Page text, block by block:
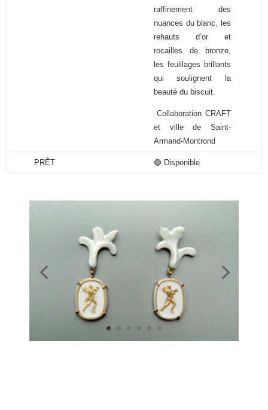
raffinement des
nuances du blanc, les
rehauts d’or et
rocailles de bronze,
les feuillages brillants
qui soulignent la
beauté du biscuit.
Collaboration CRAFT
et ville de Saint-
Armand-Montrond
PRÊT 🟢 Disponible